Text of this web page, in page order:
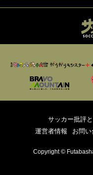
サッカー批評
運営者情報
お問
Copyright ©